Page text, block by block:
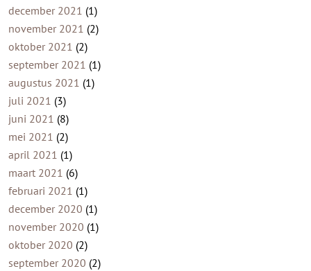
december 2021 (1)
november 2021 (2)
oktober 2021 (2)
september 2021 (1)
augustus 2021 (1)
juli 2021 (3)
juni 2021 (8)
mei 2021 (2)
april 2021 (1)
maart 2021 (6)
februari 2021 (1)
december 2020 (1)
november 2020 (1)
oktober 2020 (2)
september 2020 (2)